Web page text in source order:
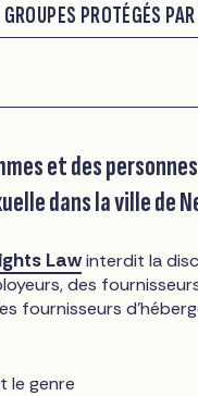
PROTÉGÉS
et des
dans la ville de
Lawinterdit la
des
fournisseurs
le genre